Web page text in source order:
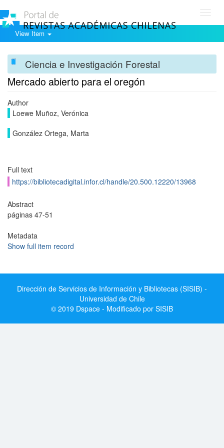
View Item
Ciencia e Investigación Forestal
Mercado abierto para el oregón
Author
Loewe Muñoz, Verónica
González Ortega, Marta
Full text
https://bibliotecadigital.infor.cl/handle/20.500.12220/13968
Abstract
páginas 47-51
Metadata
Show full item record
Dirección de Servicios de Información y Bibliotecas (SISIB) -
Universidad de Chile
© 2019 Dspace - Modificado por SISIB